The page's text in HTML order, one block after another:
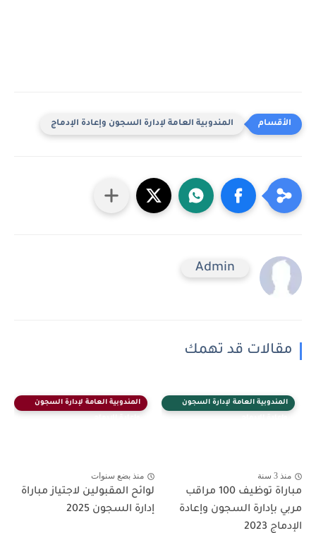
المندوبية العامة لإدارة السجون وإعادة الإدماج
Admin
مقالات قد تهمك
المندوبية العامة لإدارة السجون
منذ 3 سنة
مباراة توظيف 100 مراقب
مربي بإدارة السجون وإعادة
الإدماج 2023
المندوبية العامة لإدارة السجون
منذ بضع سنوات
لوائح المقبولين لاجتياز مباراة
إدارة السجون 2025